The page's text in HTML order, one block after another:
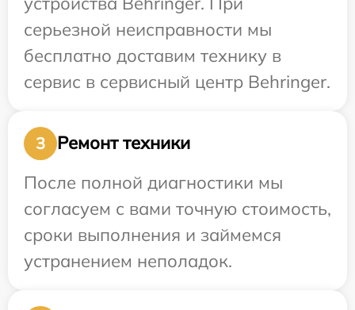
серьезной неисправности мы
бесплатно доставим технику в
сервис в сервисный центр Behringer.
3
Ремонт техники
После полной диагностики мы
согласуем с вами точную стоимость,
сроки выполнения и займемся
устранением неполадок.